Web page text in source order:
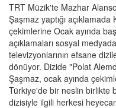
TRT Müzik'te Mazhar
Şaşmaz yaptığı
çekimlerine Ocak ayında
açıklamaları sosyal
televizyonlarının efsane
dönüyor. Dizide "Polat
Şaşmaz, ocak ayında
Türkiye'de bir neslin birlikte
dizisiyle ilgili herkesi